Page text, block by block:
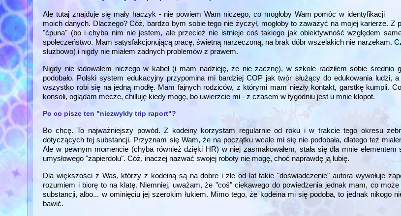
Ale tutaj znajduje się mały haczyk - nie powiem Wam niczego, co mogłoby Wam pomóc w identyfikacji
moich danych. Dlaczego? Cóż, bardzo bym sobie tego nie życzył, mogłoby to zaważyć na mojej karierze. Z
"ćpuna" (bo i chyba nim nie jestem, ale przecież nie istnieje coś takiego jak obiektywność względem
społeczeństwo. Mam satysfakcjonującą pracę, świetną narzeczoną, na brak dóbr wszelakich nie narzekam.
służbowo) i nigdy nie miałem żadnych problemów z prawem.
Nigdy nie ładowałem niczego w kabel (i mam nadzieję, że nie zacznę), w szkole radziłem sobie średnio
podobało. Polski system edukacyjny przypomina mi bardziej COP jak twór służący do edukowania ludzi,
wszystko robi się na jedną modłę. Mam fajnych rodziców, z którymi mam niezły kontakt, garstkę kumpli.
konsoli, oglądam mecze, chilluję kiedy mogę, bo uwierzcie mi - z czasem w tygodniu jest u mnie kłopot.
Po co piszę ten "niezwykły trip raport"?
Bo chcę. To najważniejszy powód. Z kodeiny korzystam regularnie od roku i w trakcie tego okresu
dotyczących tej substancji. Przyznam się Wam, że na początku wcale mi się nie podobała, dlatego też
Ale w pewnym momencie (chyba również dzięki HR) w niej zasmakowałem, stała się dla mnie elementem
umysłowego "zapierdolu". Cóż, inaczej nazwać swojej roboty nie mogę, choć naprawdę ją lubię.
Dla większości z Was, którzy z kodeiną są na dobre i złe od lat takie "doświadczenie" autora wywołuje
rozumiem i biorę to na klatę. Niemniej, uważam, że "coś" ciekawego do powiedzenia jednak mam, co
substancji, albo... w ominięciu jej szerokim łukiem. Mimo tego, że kodeina mi się podoba, to jednak nikogo
bawić.